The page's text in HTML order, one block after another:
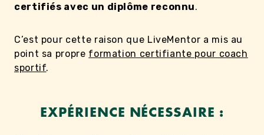
certifiés avec un diplôme reconnu.
C’est pour cette raison que LiveMentor a mis au
point sa propre formation certifiante pour coach
sportif.
EXPÉRIENCE NÉCESSAIRE :